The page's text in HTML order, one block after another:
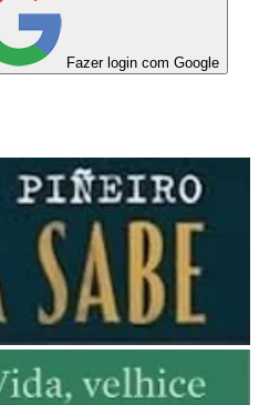
Fazer login com Google